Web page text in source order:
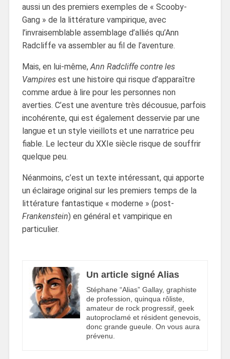
aussi un des premiers exemples de « Scooby-
Gang » de la littérature vampirique, avec
l’invraisemblable assemblage d’alliés qu’Ann
Radcliffe va assembler au fil de l’aventure.
Mais, en lui-même,Ann Radcliffe contre les
Vampiresest une histoire qui risque d’apparaître
comme ardue à lire pour les personnes non
averties. C’est une aventure très décousue, parfois
incohérente, qui est également desservie par une
langue et un style vieillots et une narratrice peu
fiable. Le lecteur du XXIe siècle risque de souffrir
quelque peu.
Néanmoins, c’est un texte intéressant, qui apporte
un éclairage original sur les premiers temps de la
littérature fantastique « moderne » (post-
Frankenstein) en général et vampirique en
particulier.
Un article signé Alias
Stéphane “Alias” Gallay, graphiste
de profession, quinqua rôliste,
amateur de rock progressif, geek
autoproclamé et résident genevois,
donc grande gueule. On vous aura
prévenu.